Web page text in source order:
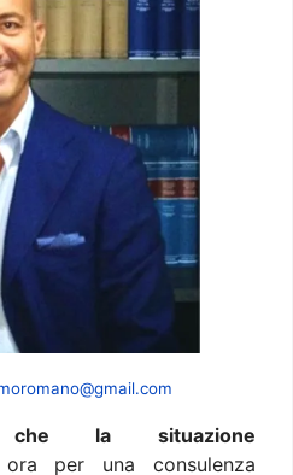
la situazione
per una consulenza